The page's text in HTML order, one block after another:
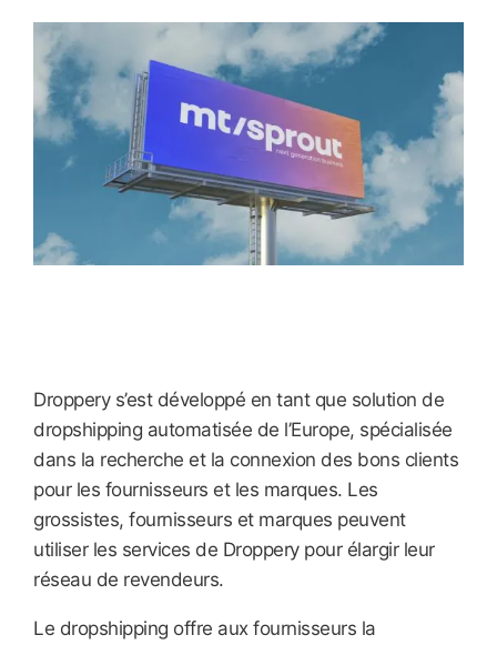
Droppery s’est développé en tant que solution de
dropshipping automatisée de l’Europe, spécialisée
dans la recherche et la connexion des bons clients
pour les fournisseurs et les marques. Les
grossistes, fournisseurs et marques peuvent
utiliser les services de Droppery pour élargir leur
réseau de revendeurs.
Le dropshipping offre aux fournisseurs la